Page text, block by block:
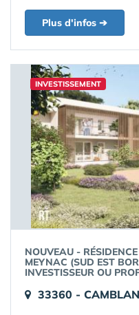
Plus d'infos ➔
INVESTISSEMENT
NOUVEAU -
MEYNAC (SUD EST
INVESTISSEUR OU
33360 -